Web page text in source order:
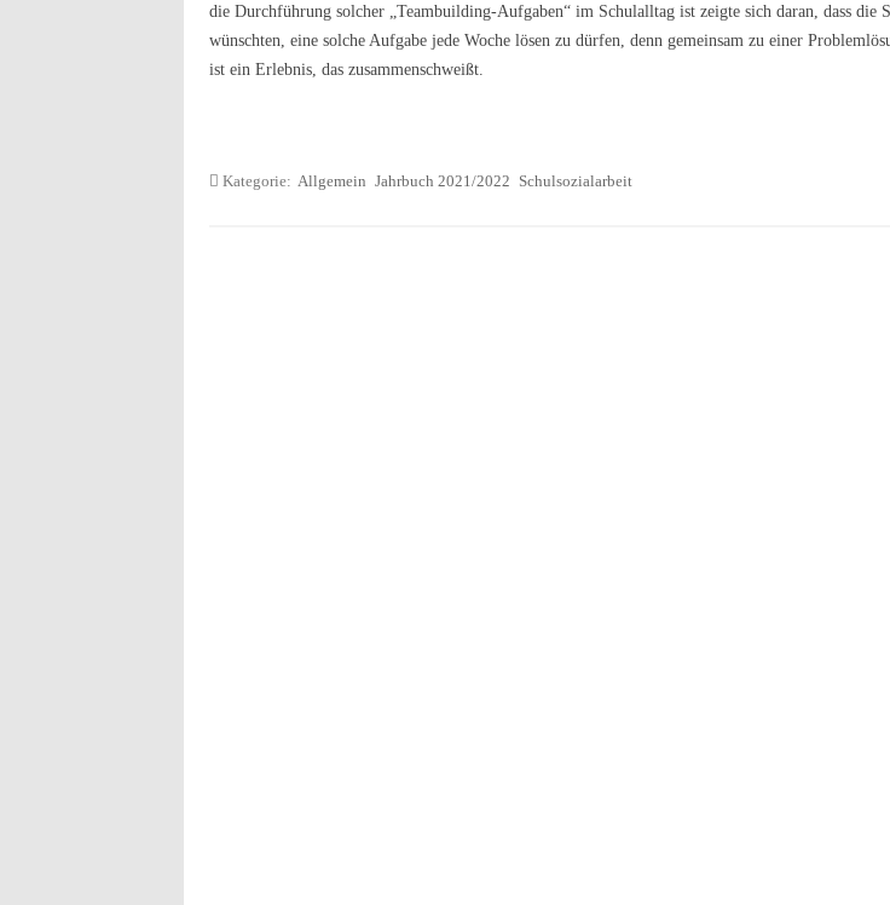
die Durchführung solcher „Teambuilding-Aufgaben“ im Schulalltag ist zeigte sich daran, dass die
wünschten, eine solche Aufgabe jede Woche lösen zu dürfen, denn gemeinsam zu einer
ist ein Erlebnis, das zusammenschweißt.
Kategorie: Allgemein Jahrbuch 2021/2022 Schulsozialarbeit